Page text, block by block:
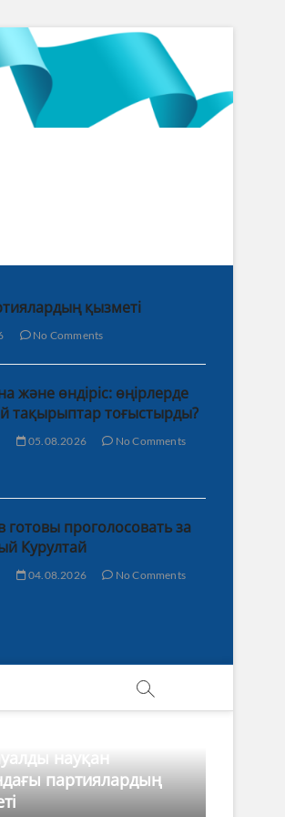
қызметі
No Comments
және өндіріс: өңірлерде
тақырыптар тоғыстырды?
05.08.2026 No Comments
готовы проголосовать за
Курултай
04.08.2026 No Comments
науқан
партиялардың